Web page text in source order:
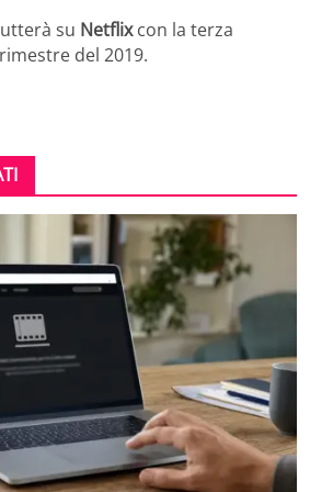
su Netflixcon la terza
del 2019.